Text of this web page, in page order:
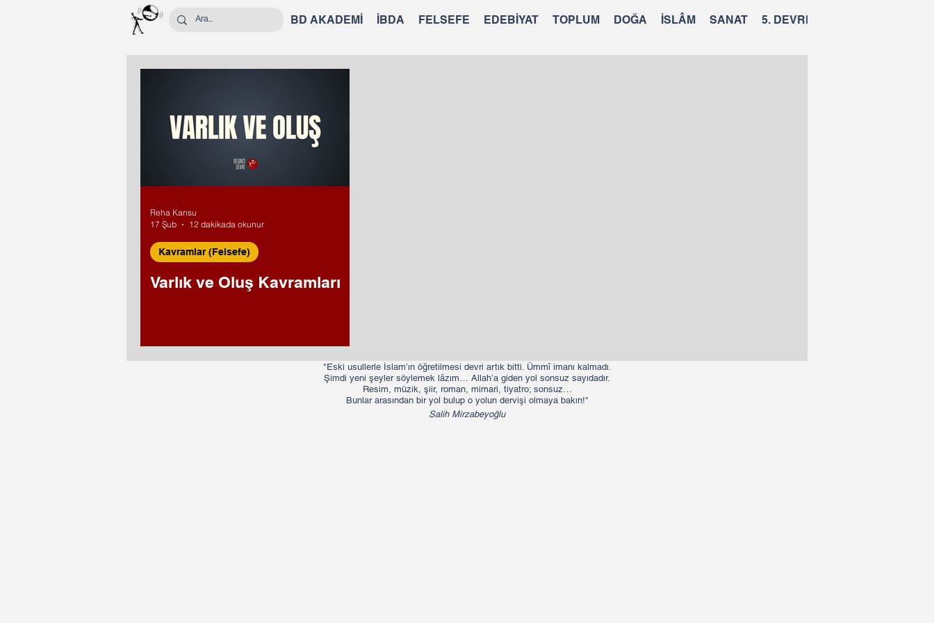
BD AKADEMİ İBDA FELSEFE EDEBİYAT TOPLUM DOĞA İSLÂM SANAT 5. DEVRE
Varlık ve Oluş Kavramları
Kavramlar (Felsefe)
Reha Kansu
17 Şub
12 dakikada okunur
"Eski usullerle İslam’ın öğretilmesi devri artık bitti. Ümmî imanı kalmadı.
Şimdi yeni şeyler söylemek lâzım… Allah’a giden yol sonsuz sayıdadır.
Resim, müzik, şiir, roman, mimari, tiyatro; sonsuz…
Bunlar arasından bir yol bulup o yolun dervişi olmaya bakın!"​​
Salih Mirzabeyoğlu